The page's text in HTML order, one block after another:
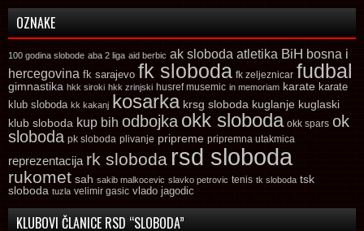
OZNAKE
100 godina slobode aba 2 liga aid berbic ak sloboda atletika BiH bosna i
hercegovina fk sarajevo fk sloboda fk zeljeznicar fudbal
gimnastika hkk siroki hkk zrinjski husref musemic in memoriam karate karate
klub sloboda kk kakanj kosarka krsg sloboda kuglanje kuglaski
klub sloboda kup bih odbojka okk sloboda okk spars ok
sloboda pk sloboda plivanje pripreme pripremna utakmica
reprezentacija rk sloboda rsd sloboda
rukomet sah sakib malkocevic slavko petrovic tenis tk sloboda tsk
sloboda tuzla velimir gasic vlado jagodic
KLUBOVI ČLANICE RSD “SLOBODA”